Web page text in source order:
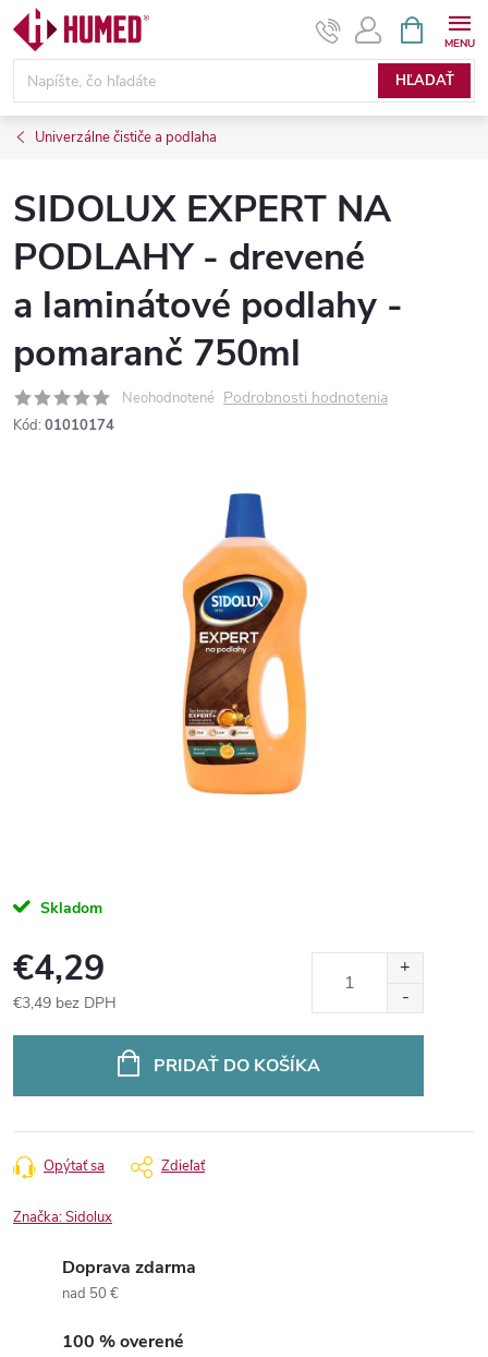
Prejsť
obsah
HĽADAŤ
KOŠÍK
Univerzálne čističe a podlaha
SIDOLUX EXPERT NA
PODLAHY - drevené
a laminátové podlahy -
pomaranč 750ml
Neohodnotené Podrobnosti hodnotenia
Kód: 01010174
Skladom
€4,29
€3,49 bez DPH
PRIDAŤ DO KOŠÍKA
Opýtať sa Zdieľať
Značka:Sidolux
Doprava zdarma
nad 50 €
100 % overené